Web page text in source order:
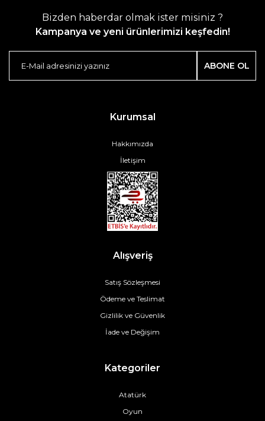
Bizden haberdar olmak ister misiniz ?
Kampanya ve yeni ürünlerimizi keşfedin!
ABONE OL
Kurumsal
Hakkımızda
İletişim
Alışveriş
Satış Sözleşmesi
Ödeme ve Teslimat
Gizlilik ve Güvenlik
İade ve Değişim
Kategoriler
Atatürk
Oyun